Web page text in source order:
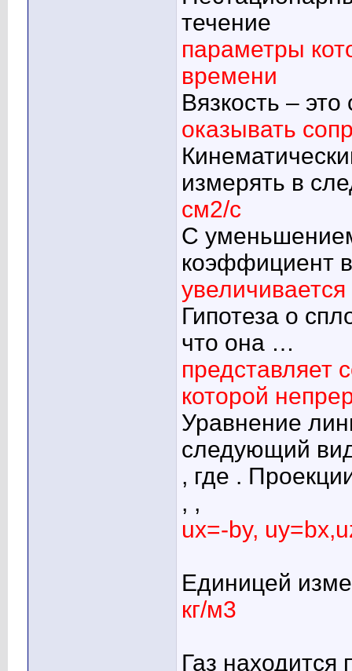
течение
параметры
времени
Вязкость –
оказывать
измерять в
см2/с
С
коэффициент
увеличивается
Гипотеза о
что она …
представляет
которой
Уравнение
следующий
, где .
, ,
ux=-by,
Единицей
кг/м3
Газ